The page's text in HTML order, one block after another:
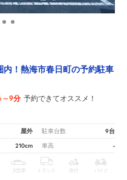
！熱海市春日町の予約駐車
～9分 予約できてオススメ！
屋外 駐車台数 9台
210cm 車高 -
大型車 トラック 原付 バイク